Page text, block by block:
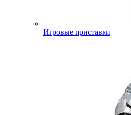
Игровые приставки